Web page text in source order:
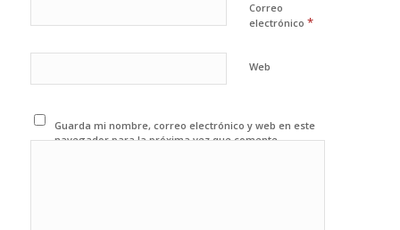
Correo
electrónico *
Web
Guarda mi nombre, correo electrónico y web en este
navegador para la próxima vez que comente.